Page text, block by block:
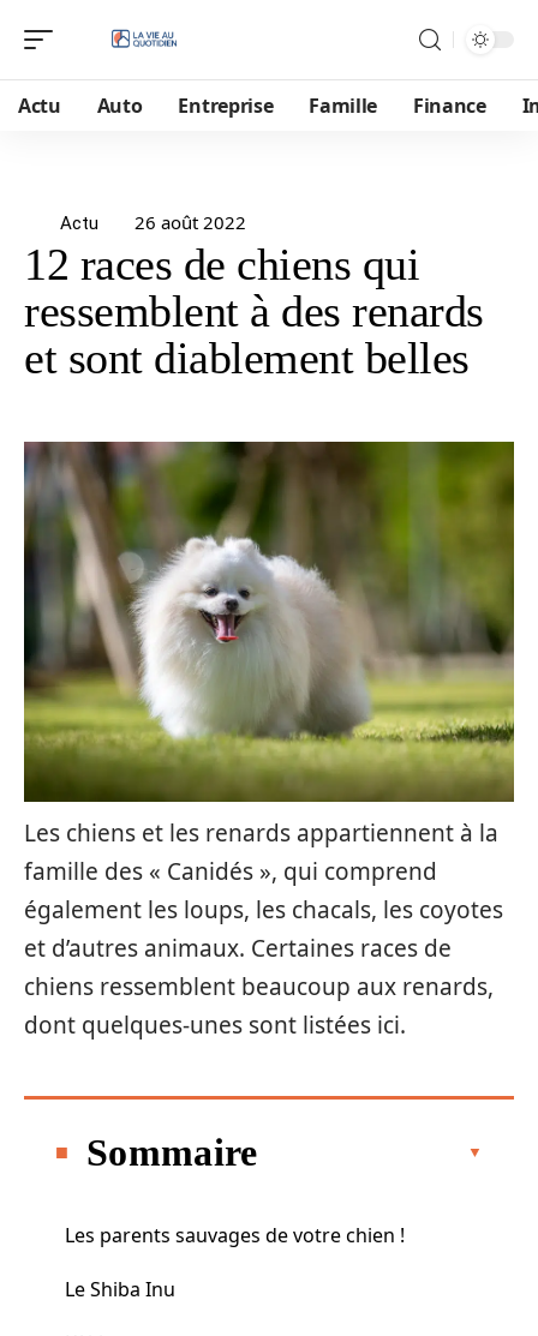
Actu Auto Entreprise Famille Finance
Actu 26 août 2022
12 races de chiens qui
ressemblent à des renards
et sont diablement belles
Les chiens et les renards appartiennent à la
famille des « Canidés », qui comprend
également les loups, les chacals, les coyotes
et d’autres animaux. Certaines races de
chiens ressemblent beaucoup aux renards,
dont quelques-unes sont listées ici.
Sommaire
Les parents sauvages de votre chien !
Le Shiba Inu